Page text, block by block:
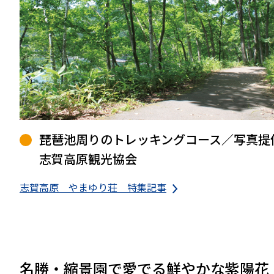
琵琶池周りのトレッキングコース／写真
志賀高原観光協会
志賀高原 やまゆり荘 特集記事
名勝・縮景園で愛でる鮮やかな紫陽花